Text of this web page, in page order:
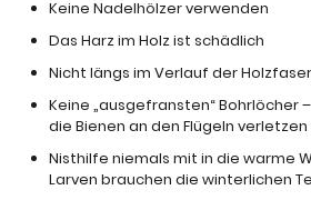
Keine Nadelhölzer verwenden
Das Harz im Holz ist schädlich
Nicht längs im Verlauf der
Keine „ausgefransten“ Bohrlöcher
die Bienen an den Flügeln verletzen
Nisthilfe niemals mit in die warme
Larven brauchen die winterlichen